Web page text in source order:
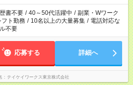
書不要 / 40～50代活躍中 / 副業・Wワーク
フト勤務 / 10名以上の大量募集 / 電話対応な
不要
応募する 詳細へ
テイケイワークス東京株式会社